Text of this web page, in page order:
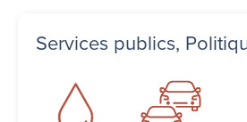
Services publics,